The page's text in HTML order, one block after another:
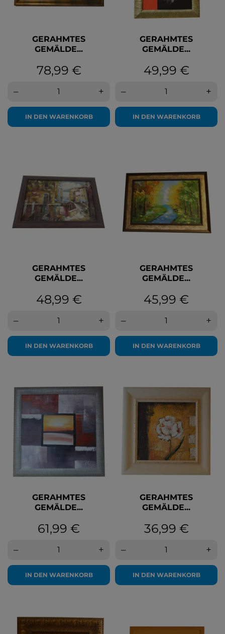
GERAHMTES
GEMÄLDE...
Preis
78,99 €
– +
IN DEN WARENKORB
GERAHMTES
GEMÄLDE...
Preis
49,99 €
– +
IN DEN WARENKORB
GERAHMTES
GEMÄLDE...
Preis
48,99 €
– +
IN DEN WARENKORB
GERAHMTES
GEMÄLDE...
Preis
45,99 €
– +
IN DEN WARENKORB
GERAHMTES
GEMÄLDE...
Preis
61,99 €
– +
IN DEN WARENKORB
GERAHMTES
GEMÄLDE...
Preis
36,99 €
– +
IN DEN WARENKORB